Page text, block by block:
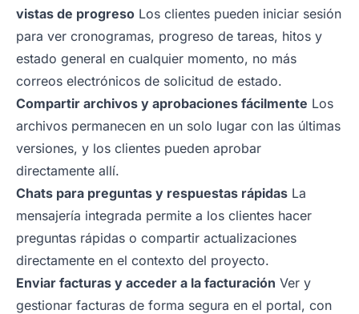
vistas de progreso Los clientes pueden iniciar sesión
para ver cronogramas, progreso de tareas, hitos y
estado general en cualquier momento, no más
correos electrónicos de solicitud de estado.
Compartir archivos y aprobaciones fácilmente Los
archivos permanecen en un solo lugar con las últimas
versiones, y los clientes pueden aprobar
directamente allí.
Chats para preguntas y respuestas rápidas La
mensajería integrada permite a los clientes hacer
preguntas rápidas o compartir actualizaciones
directamente en el contexto del proyecto.
Enviar facturas y acceder a la facturación Ver y
gestionar facturas de forma segura en el portal, con